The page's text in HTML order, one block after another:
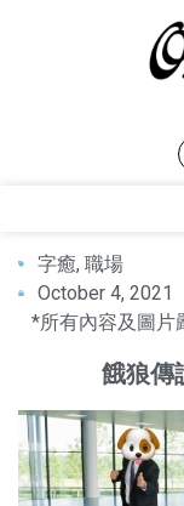
字癒, 職場
October 4, 2021
*所有內容及圖片
餓狼傳